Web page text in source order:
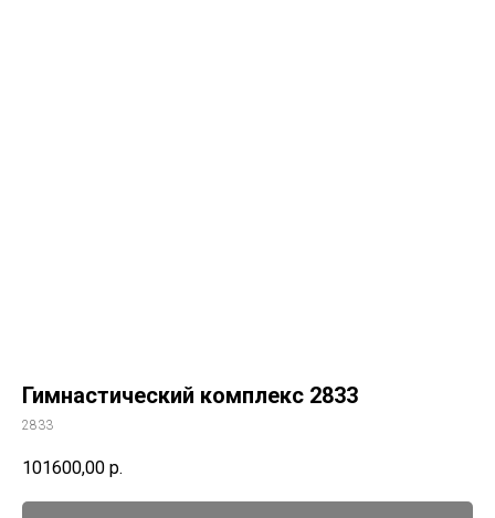
Гимнастический комплекс 2833
2833
101600,00 р.